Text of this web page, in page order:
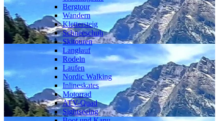
Bergtour
Wandern
Klettersteig
Schneeschuh
Skitouren
Langlauf
Rodeln
Laufen
Nordic Walking
Inlineskates
Motorrad
ATV-Quad
Sightseeing